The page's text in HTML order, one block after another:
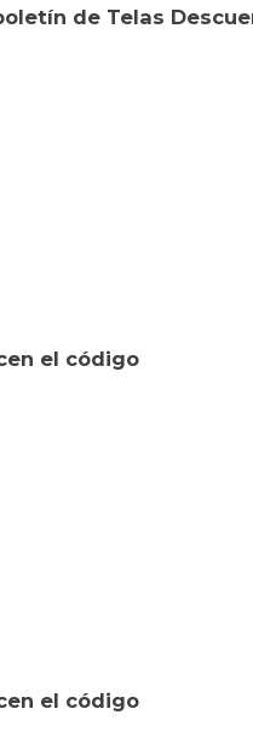
de Telas
el código
el código